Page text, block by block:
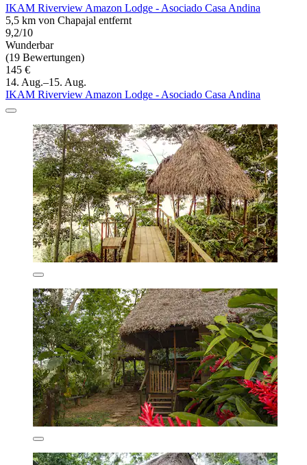
IKAM Riverview Amazon Lodge - Asociado Casa Andina
5,5 km von Chapajal entfernt
9,2/10
Wunderbar
(19 Bewertungen)
145 €
14. Aug.–15. Aug.
IKAM Riverview Amazon Lodge - Asociado Casa Andina